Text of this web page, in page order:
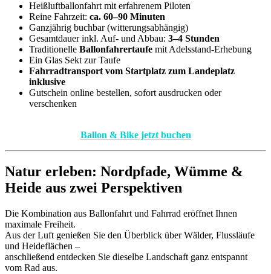
Heißluftballonfahrt mit erfahrenem Piloten
Reine Fahrzeit: ca. 60–90 Minuten
Ganzjährig buchbar (witterungsabhängig)
Gesamtdauer inkl. Auf- und Abbau: 3–4 Stunden
Traditionelle Ballonfahrertaufe mit Adelsstand-Erhebung
Ein Glas Sekt zur Taufe
Fahrradtransport vom Startplatz zum Landeplatz
inklusive
Gutschein online bestellen, sofort ausdrucken oder
verschenken
Ballon & Bike jetzt buchen
Natur erleben: Nordpfade, Wümme &
Heide aus zwei Perspektiven
Die Kombination aus Ballonfahrt und Fahrrad eröffnet Ihnen
maximale Freiheit.
Aus der Luft genießen Sie den Überblick über Wälder, Flussläufe
und Heideflächen –
anschließend entdecken Sie dieselbe Landschaft ganz entspannt
vom Rad aus.